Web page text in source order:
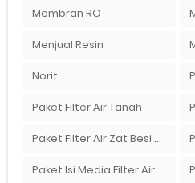
Membran RO
Menjual Resin
Norit
Paket Filter Air Tanah
Paket Filter Air Zat Besi Tinggi
Paket Isi Media Filter Air